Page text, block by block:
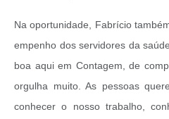
Na oportunidade, Fabrício
empenho dos servidores da
boa aqui em Contagem, de
orgulha muito. As pessoas
conhecer o nosso trabalho,